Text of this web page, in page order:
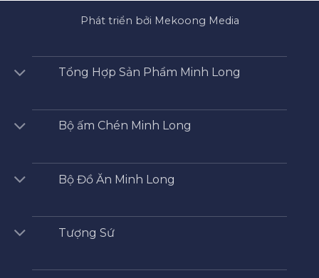
Phát triển bởi Mekoong Media
Tổng Hợp Sản Phẩm Minh Long
Bộ ấm Chén Minh Long
Bộ Đồ Ăn Minh Long
Tượng Sứ